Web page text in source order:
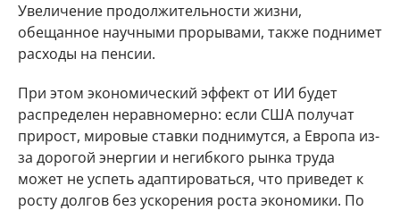
Увеличение продолжительности жизни,
обещанное научными прорывами, также поднимет
расходы на пенсии.
При этом экономический эффект от ИИ будет
распределен неравномерно: если США получат
прирост, мировые ставки поднимутся, а Европа из-
за дорогой энергии и негибкого рынка труда
может не успеть адаптироваться, что приведет к
росту долгов без ускорения роста экономики. По